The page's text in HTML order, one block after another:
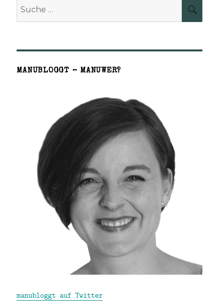
MANUBLOGGT – MANUWER?
manubloggt auf Twitter